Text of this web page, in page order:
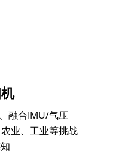
融合IMU/气压
业、工业等挑战